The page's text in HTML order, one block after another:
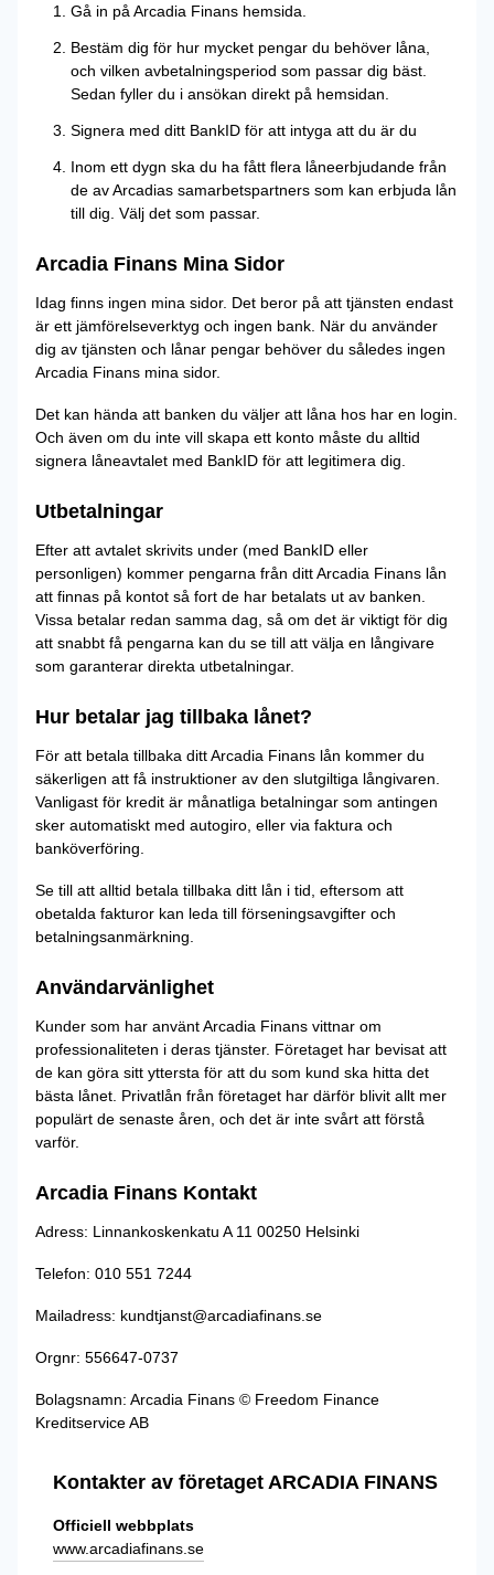
Gå in på Arcadia Finans hemsida.
Bestäm dig för hur mycket pengar du behöver låna,
och vilken avbetalningsperiod som passar dig bäst.
Sedan fyller du i ansökan direkt på hemsidan.
Signera med ditt BankID för att intyga att du är du
Inom ett dygn ska du ha fått flera låneerbjudande från
de av Arcadias samarbetspartners som kan erbjuda lån
till dig. Välj det som passar.
Arcadia Finans Mina Sidor
Idag finns ingen mina sidor. Det beror på att tjänsten endast
är ett jämförelseverktyg och ingen bank. När du använder
dig av tjänsten och lånar pengar behöver du således ingen
Arcadia Finans mina sidor.
Det kan hända att banken du väljer att låna hos har en login.
Och även om du inte vill skapa ett konto måste du alltid
signera låneavtalet med BankID för att legitimera dig.
Utbetalningar
Efter att avtalet skrivits under (med BankID eller
personligen) kommer pengarna från ditt Arcadia Finans lån
att finnas på kontot så fort de har betalats ut av banken.
Vissa betalar redan samma dag, så om det är viktigt för dig
att snabbt få pengarna kan du se till att välja en långivare
som garanterar direkta utbetalningar.
Hur betalar jag tillbaka lånet?
För att betala tillbaka ditt Arcadia Finans lån kommer du
säkerligen att få instruktioner av den slutgiltiga långivaren.
Vanligast för kredit är månatliga betalningar som antingen
sker automatiskt med autogiro, eller via faktura och
banköverföring.
Se till att alltid betala tillbaka ditt lån i tid, eftersom att
obetalda fakturor kan leda till förseningsavgifter och
betalningsanmärkning.
Användarvänlighet
Kunder som har använt Arcadia Finans vittnar om
professionaliteten i deras tjänster. Företaget har bevisat att
de kan göra sitt yttersta för att du som kund ska hitta det
bästa lånet. Privatlån från företaget har därför blivit allt mer
populärt de senaste åren, och det är inte svårt att förstå
varför.
Arcadia Finans Kontakt
Adress: Linnankoskenkatu A 11 00250 Helsinki
Telefon: 010 551 7244
Mailadress: kundtjanst@arcadiafinans.se
Orgnr: 556647-0737
Bolagsnamn: Arcadia Finans © Freedom Finance
Kreditservice AB
Kontakter av företaget ARCADIA FINANS
Officiell webbplats
www.arcadiafinans.se